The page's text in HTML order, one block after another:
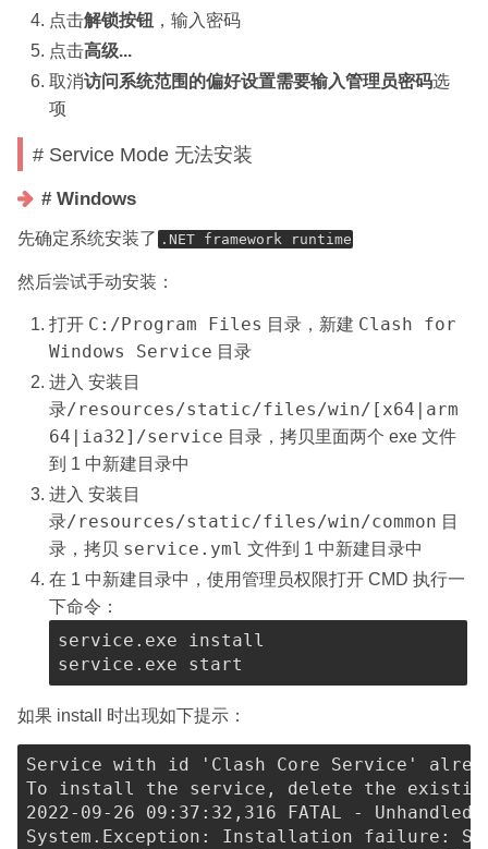
i
n
d
o
w
)
点击解锁按钮 ，输入密码
点击高级...
取消访问系统范围的偏好设置需要输入管理员密码选
项
# Service Mode 无法安装
# Windows
先确定系统安装了 .NET framework runtime
然后尝试手动安装：
打开 C:/Program Files 目录，新建 Clash for
Windows Service 目录
进入安装目
录/resources/static/files/win/[x64|arm
64|ia32]/service 目录，拷贝里面两个 exe 文件
到 1 中新建目录中
进入安装目
录/resources/static/files/win/common 目
录，拷贝 service.yml 文件到 1 中新建目录中
在 1 中新建目录中，使用管理员权限打开 CMD 执行一
下命令：
service.exe install
如果 install 时出现如下提示：
Service with id 'Clash Core Service'
To install the service, delete the
2022-09-26 09:37:32,316 FATAL - Unhandled
System.Exception: Installation failure: